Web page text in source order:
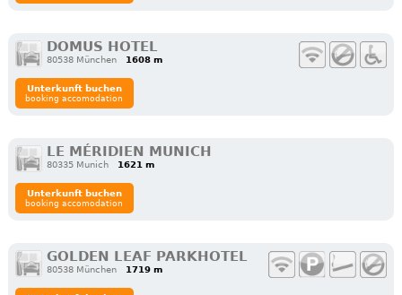
DOMUS HOTEL
80538 München 1608 m
Unterkunft buchen
booking accomodation
LE MÉRIDIEN MUNICH
80335 Munich 1621 m
Unterkunft buchen
booking accomodation
GOLDEN LEAF PARKHOTEL
80538 München 1719 m